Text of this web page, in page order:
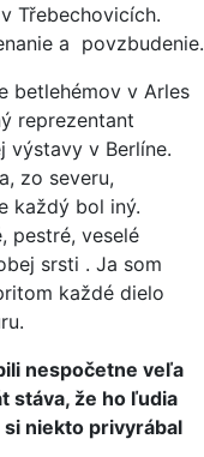
Třebechovicích.
a povzbudenie.
betlehémov v Arles
reprezentant
výstavy v Berlíne.
zo severu,
každý bol iný.
pestré, veselé
srsti . Ja som
každé dielo
nespočetne veľa
stáva, že ho ľudia
si niekto privyrábal